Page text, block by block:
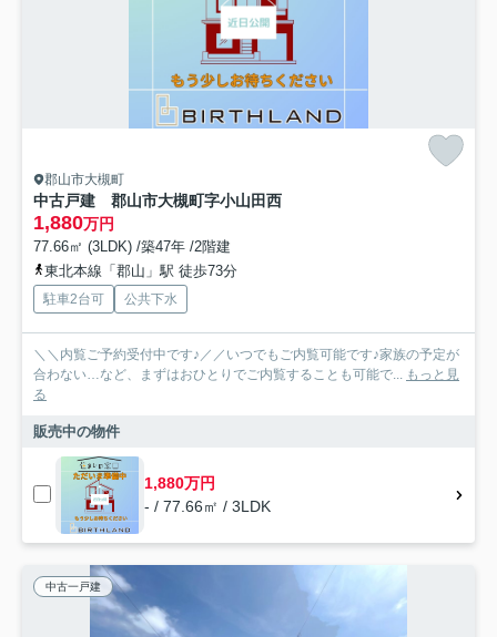
郡山市大槻町
中古戸建 郡山市大槻町字小山田西
1,880万円
77.66㎡ (3LDK) /築47年 /2階建
東北本線「郡山」駅 徒歩73分
駐車2台可 公共下水
＼＼内覧ご予約受付中です♪／／いつでもご内覧可能です♪家族の予定が
合わない…など、まずはおひとりでご内覧することも可能で...
もっと見
る
販売中の物件
1,880万円
- / 77.66㎡ / 3LDK
中古一戸建